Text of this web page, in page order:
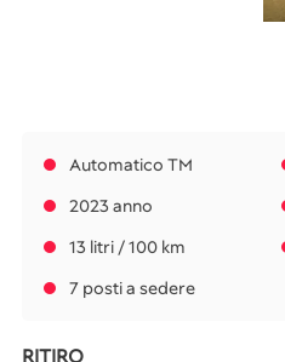
Automatico TM
2023 anno
13 litri / 100 km
7 posti a sedere
RITIRO